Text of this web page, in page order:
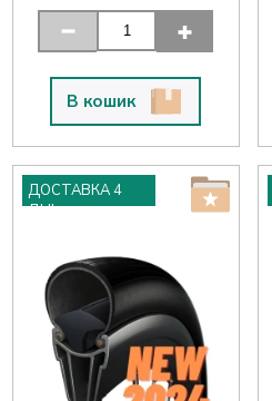
В кошик
ДОСТАВКА 4
ДНІ